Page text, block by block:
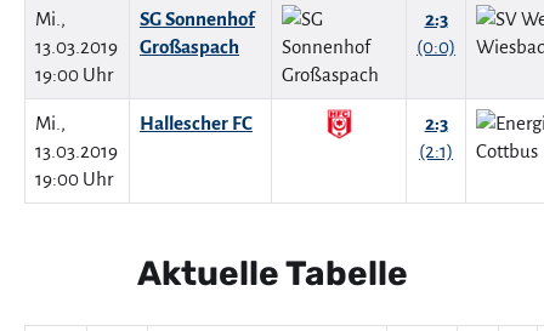
Mi.,
13.03.2019
19:00 Uhr
SG Sonnenhof
Großaspach
2:3
(0:0)
Mi.,
13.03.2019
19:00 Uhr
Hallescher FC
2:3
(2:1)
Aktuelle Tabelle